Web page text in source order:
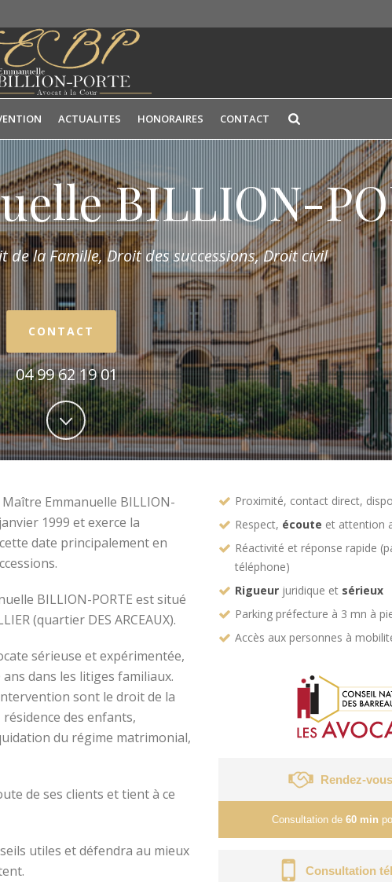
ACTUALITES HONORAIRES CONTACT
BILLION-
de la Famille,Droit des successions, Droit civil
CONTACT
04 99 62 19 01
Maître Emmanuelle BILLION-
1999 et exerce la
date principalement en
BILLION-PORTE est situé
(quartier DES ARCEAUX).
sérieuse et expérimentée,
dans les litiges familiaux.
sont le droit de la
des enfants,
du régime matrimonial,
de ses clients et tient à ce
utiles et défendra au mieux
Proximité, contact direct,
Respect, écoute et attention
Réactivité et réponse rapide
téléphone)
Rigueur juridique et sérieux
Parking préfecture à 3 mn à
Accès aux personnes à
Rendez-
Consultation de60 min
Consultation